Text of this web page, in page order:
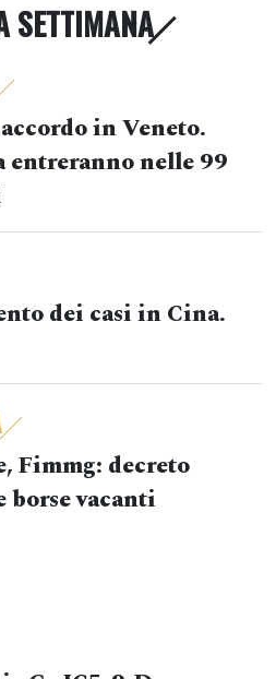
SETTIMANA
in Veneto.
nelle 99
dei casi in Cina.
Fimmg: decreto
borse vacanti